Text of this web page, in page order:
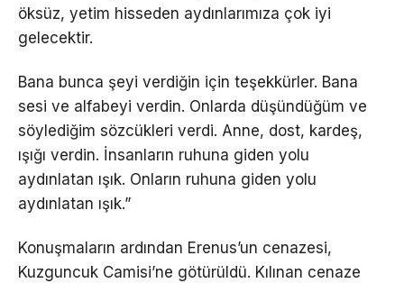
öksüz, yetim hisseden aydınlarımıza çok iyi
gelecektir.
Bana bunca şeyi verdiğin için teşekkürler. Bana
sesi ve alfabeyi verdin. Onlarda düşündüğüm ve
söylediğim sözcükleri verdi. Anne, dost, kardeş,
ışığı verdin. İnsanların ruhuna giden yolu
aydınlatan ışık. Onların ruhuna giden yolu
aydınlatan ışık.”
Konuşmaların ardından Erenus’un cenazesi,
Kuzguncuk Camisi’ne götürüldü. Kılınan cenaze